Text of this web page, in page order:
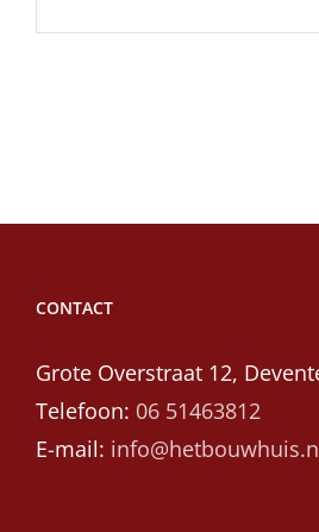
CONTACT
Grote Overstraat 12,
Telefoon: 06 51463812
E-mail: